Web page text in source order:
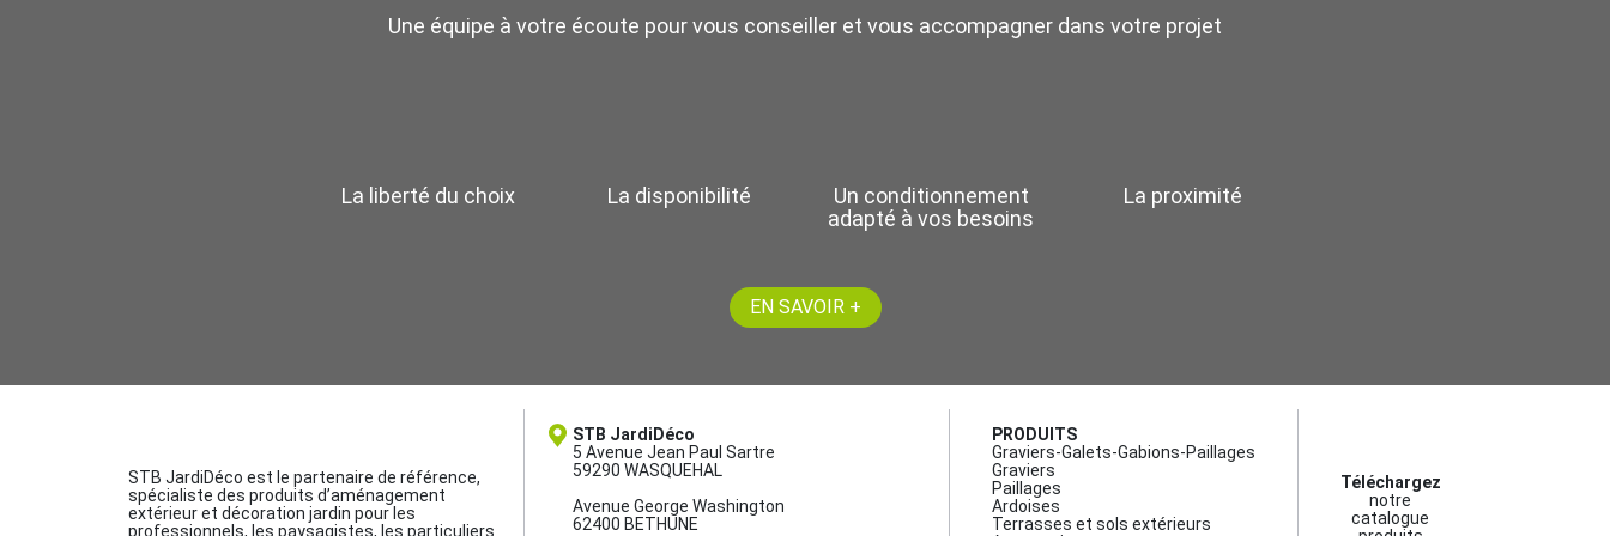
Une équipe à votre écoute pour vous conseiller et vous accompagner dans votre projet
La liberté du choix La disponibilité
Un conditionnement
adapté à vos besoins
La proximité
EN SAVOIR +
STB JardiDéco est le partenaire de référence,
spécialiste des produits d’aménagement
extérieur et décoration jardin pour les
professionnels, les paysagistes, les particuliers
STB JardiDéco
5 Avenue Jean Paul Sartre
59290 WASQUEHAL
Avenue George Washington
62400 BETHUNE
PRODUITS
Graviers-Galets-Gabions-Paillages
Graviers
Paillages
Ardoises
Terrasses et sols extérieurs
Téléchargez
notre
catalogue